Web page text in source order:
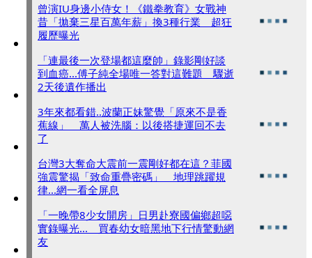
曾演IU身邊小侍女！《鐵拳教育》女戰神
昔「拋棄三星百萬年薪」換3種行業 超狂
履歷曝光
「連最後一次登場都這麼帥」錄影剛好談
到血癌...傅子純全場唯一答對這難題 驟逝
2天後遺作播出
3年來都看錯..波蘭正妹驚覺「原來不是香
蕉線」 萬人被洗腦：以後搭捷運回不去
了
台灣3大奪命大震前一震剛好都在這？菲國
強震驚揭「致命重疊密碼」 地理跳躍規
律...網一看全屏息
「一晚帶8少女開房」日男赴寮國偏鄉超噁
實錄曝光... 買春幼女暗黑地下行情驚動網
友